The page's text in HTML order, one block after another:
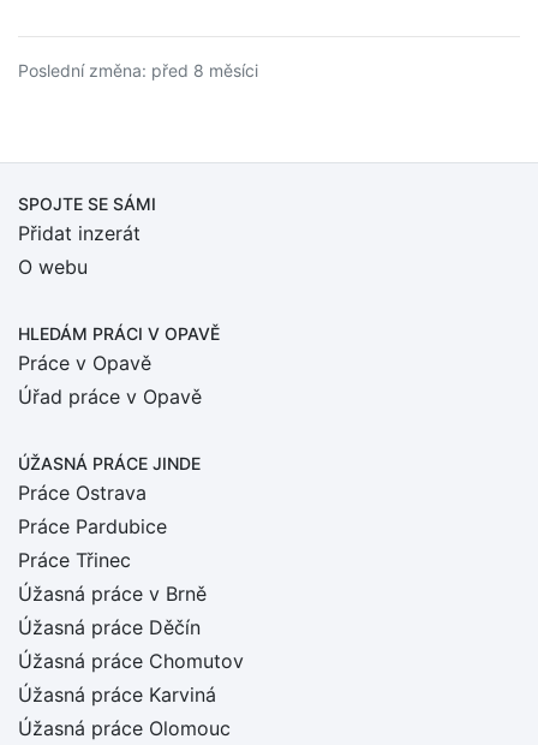
Poslední změna: před 8 měsíci
SPOJTE SE SÁMI
Přidat inzerát
O webu
HLEDÁM PRÁCI V OPAVĚ
Práce v Opavě
Úřad práce v Opavě
ÚŽASNÁ PRÁCE JINDE
Práce Ostrava
Práce Pardubice
Práce Třinec
Úžasná práce v Brně
Úžasná práce Děčín
Úžasná práce Chomutov
Úžasná práce Karviná
Úžasná práce Olomouc